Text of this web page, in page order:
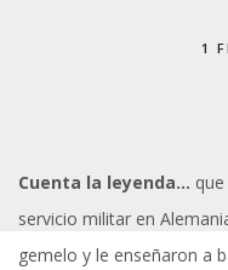
ARTES GRÁFICAS Y
CONTACTO
1
Cuenta la leyenda… que
servicio militar en
gemelo y le enseñaron a